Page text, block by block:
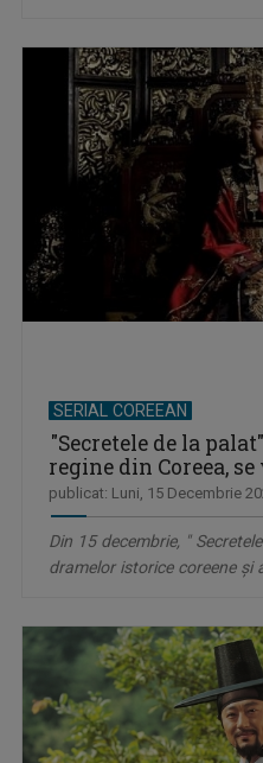
SERIAL COREEAN
"Secretele de la
regine din Coreea, se
publicat: Luni, 15 Decembrie
Din 15 decembrie, "
dramelor istorice coreene şi